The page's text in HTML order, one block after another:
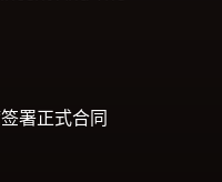
署正式合同